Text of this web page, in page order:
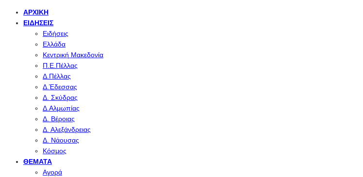
ΑΡΧΙΚΉ
ΕΙΔΉΣΕΙΣ
Ειδήσεις
Ελλάδα
Κεντρική Μακεδονία
Π.Ε.Πέλλας
Δ.Πέλλας
Δ.Έδεσσας
Δ. Σκύδρας
Δ.Αλμωπίας
Δ. Βέροιας
Δ. Αλεξάνδρειας
Δ. Νάουσας
Κόσμος
ΘΈΜΑΤΑ
Αγορά